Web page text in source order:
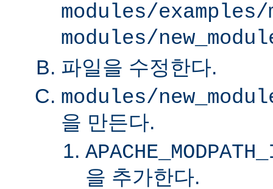
modules/examples/
modules/
파일을 수정한다.
modules/
을 만든다.
을 추가한다.